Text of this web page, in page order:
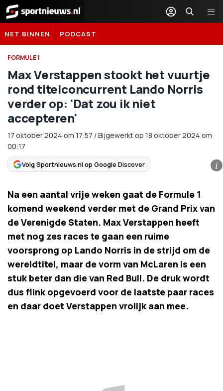
Sportnieuws.nl
NET BINNEN PODCAST
FORMULE 1
Max Verstappen stookt het vuurtje
rond titelconcurrent Lando Norris
verder op: 'Dat zou ik niet
accepteren'
17 oktober 2024 om 17:57 /Bijgewerkt op 18 oktober 2024 om
00:17
Volg Sportnieuws.nl op Google Discover i
Na een aantal vrije weken gaat de Formule 1
komend weekend verder met de Grand Prix van
de Verenigde Staten. Max Verstappen heeft
met nog zes races te gaan een ruime
voorsprong op Lando Norris in de strijd om de
wereldtitel, maar de vorm van McLaren is een
stuk beter dan die van Red Bull. De druk wordt
dus flink opgevoerd voor de laatste paar races
en daar doet Verstappen vrolijk aan mee.